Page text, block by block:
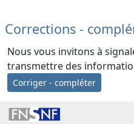
Corrections -
Nous vous invitons à
transmettre des
Corriger - compléter